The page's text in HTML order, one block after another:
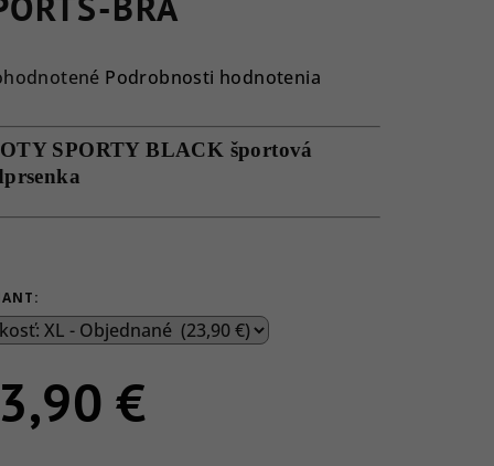
Podrobnosti hodnotenia
SPORTY BLACK športová
€